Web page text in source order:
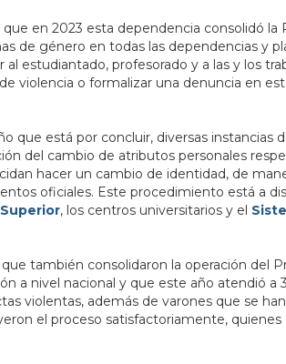
que en 2023 esta dependencia consolidó
de género en todas las dependencias y
al estudiantado, profesorado y a las y los
violencia o formalizar una denuncia en
que está por concluir, diversas
del cambio de atributos personales
hacer un cambio de identidad, de
oficiales. Este procedimiento está a
, los centros universitarios y el
también consolidaron la operación del
a nivel nacional y que este año atendió
violentas, además de varones que se
el proceso satisfactoriamente,